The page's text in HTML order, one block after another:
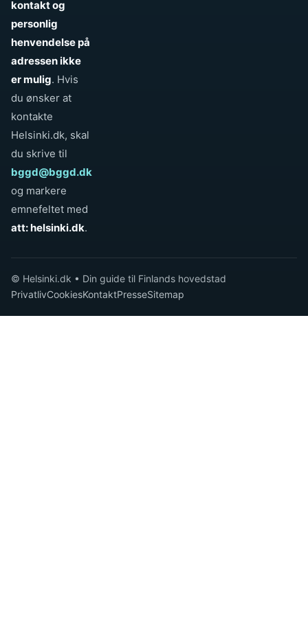
kontakt og
personlig
henvendelse på
adressen ikke
er mulig. Hvis
du ønsker at
kontakte
Helsinki.dk, skal
du skrive til
bggd@bggd.dk
og markere
emnefeltet med
att: helsinki.dk.
© Helsinki.dk • Din guide til Finlands hovedstad
PrivatlivCookiesKontaktPresseSitemap